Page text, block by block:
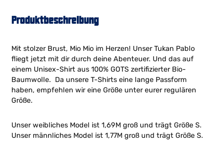
Produktbeschreibung
Mit stolzer Brust, Mio Mio im Herzen! Unser Tukan Pablo
fliegt jetzt mit dir durch deine Abenteuer. Und das auf
einem Unisex-Shirt aus 100% GOTS zertifizierter Bio-
Baumwolle. Da unsere T-Shirts eine lange Passform
haben, empfehlen wir eine Größe unter eurer regulären
Größe.
Unser weibliches Model ist 1,69M groß und trägt Größe S.
Unser männliches Model ist 1,77M groß und trägt Größe S.